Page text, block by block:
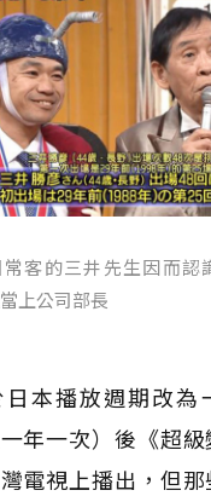
客的三井先生因而認
上公司部長
本播放週期改為
一年一次）後《超級
電視上播出，但